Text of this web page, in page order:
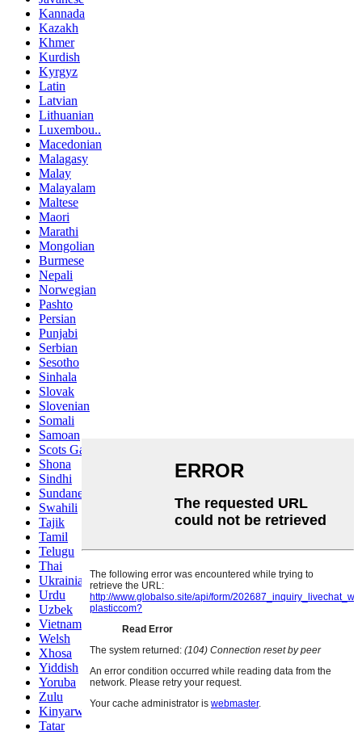
Kannada
Kazakh
Khmer
Kurdish
Kyrgyz
Latin
Latvian
Lithuanian
Luxembou..
Macedonian
Malagasy
Malay
Malayalam
Maltese
Maori
Marathi
Mongolian
Burmese
Nepali
Norwegian
Pashto
Persian
Punjabi
Serbian
Sesotho
Sinhala
Slovak
Slovenian
Somali
Samoan
Scots Gaelic
Shona
Sindhi
Sundanese
Swahili
Tajik
Tamil
Telugu
Thai
Ukrainian
Urdu
Uzbek
Vietnamese
Welsh
Xhosa
Yiddish
Yoruba
Zulu
Kinyarwanda
Tatar